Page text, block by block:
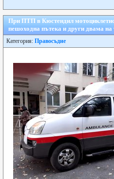
При ПТП в Кюстендил
пешоходна пътека и други двама на
Категория: Правосъдие